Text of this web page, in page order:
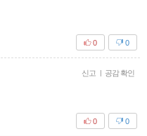
0
0
신고 | 공감 확인
0
0